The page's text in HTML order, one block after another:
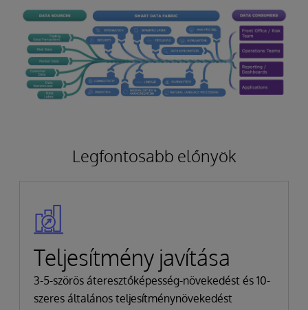
Legfontosabb előnyök
Teljesítmény javítása
3-5-szörös áteresztőképesség-növekedést és 10-
szeres általános teljesítménynövekedést